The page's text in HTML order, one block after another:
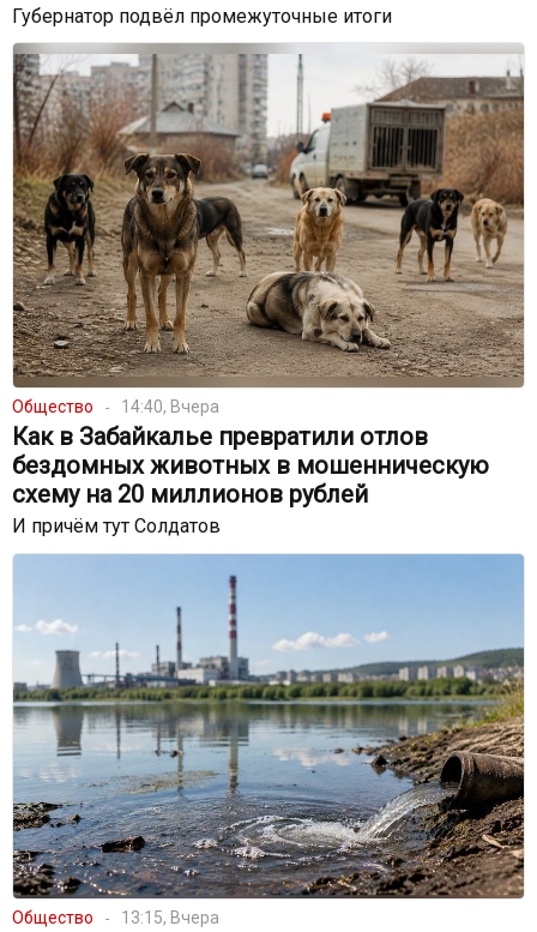
Губернатор подвёл промежуточные итоги
Общество 14:40, Вчера
Как в Забайкалье превратили отлов
бездомных животных в мошенническую
схему на 20 миллионов рублей
И причём тут Солдатов
Общество 13:15, Вчера